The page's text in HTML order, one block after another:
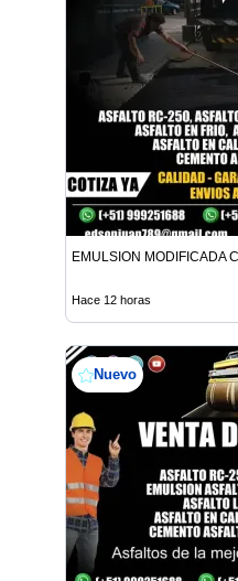
EMULSION MODIFICADA
Hace 12 horas
Nuevo